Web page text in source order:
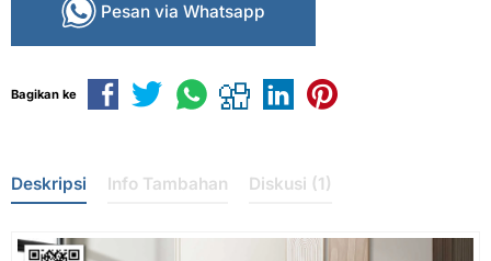
Pesan via Whatsapp
Bagikan ke
Deskripsi Info Tambahan Diskusi (1)